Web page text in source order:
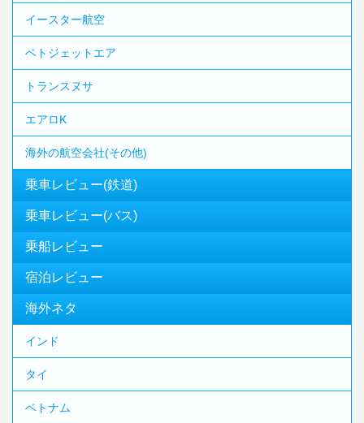
イースター航空
ベトジェットエア
トランスヌサ
エアロK
海外の航空会社(その他)
乗車レビュー(鉄道)
乗車レビュー(バス)
乗船レビュー
宿泊レビュー
海外ネタ
インド
タイ
ベトナム